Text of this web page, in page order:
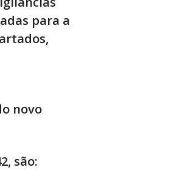
para a
novo
são: